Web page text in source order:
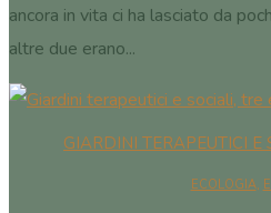
ancora in vita ci ha lasciato da
altre due erano...
GIARDINI TERAPEUTICI E
ECOLOGIA,